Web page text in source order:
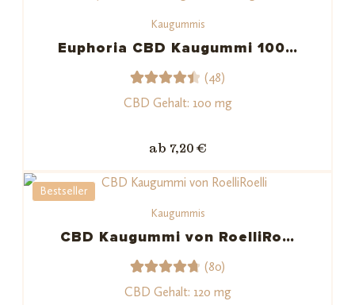
d auf
Kundenb
ngen
Kaugummis
Euphoria CBD Kaugummi 100…
Bewerte
von 5,
basiere
48
Kundenb
ewertu
(48)
CBD Gehalt: 100 mg
ab 7,20 €
Bestseller
Kaugummis
CBD Kaugummi von RoelliRo…
Bewerte
80
(80)
CBD Gehalt: 120 mg